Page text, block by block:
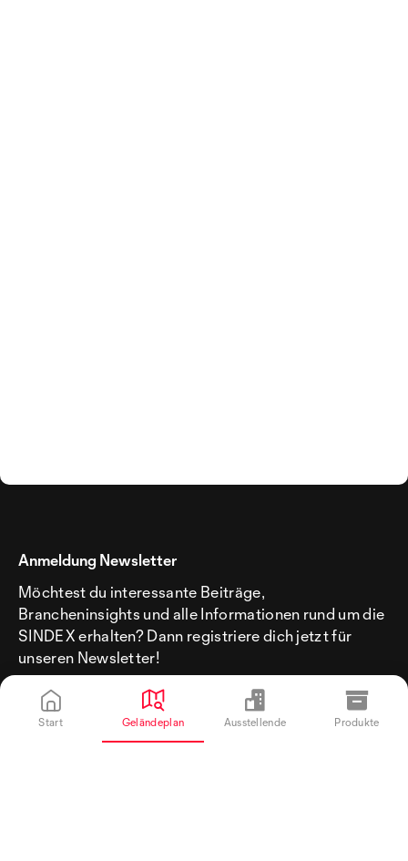
Anmeldung Newsletter
Möchtest du interessante Beiträge,
Brancheninsights und alle Informationen rund um die
SINDEX erhalten? Dann registriere dich jetzt für
unseren Newsletter!
Start Geländeplan Ausstellende Produkte